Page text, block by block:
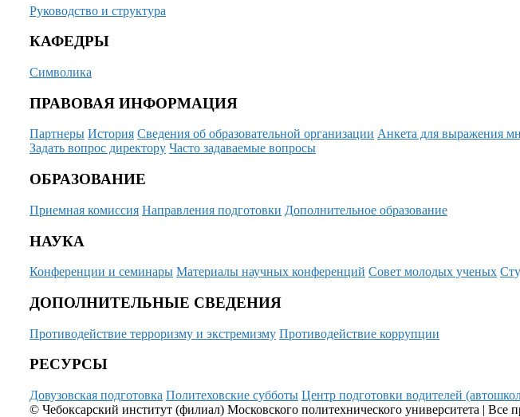
Руководство и структура
КАФЕДРЫ
Символика
ПРАВОВАЯ ИНФОРМАЦИЯ
Партнеры История Сведения об образовательной организации Анкета для выражения
Задать вопрос директору Часто задаваемые вопросы
ОБРАЗОВАНИЕ
Приемная комиссия Направления подготовки Дополнительное образование
НАУКА
Конференции и семинары Материалы научных конференций Совет молодых ученых
ДОПОЛНИТЕЛЬНЫЕ СВЕДЕНИЯ
Противодействие терроризму и экстремизму Противодействие коррупции
РЕСУРСЫ
Довузовская подготовка Политеховские субботы Центр подготовки водителей
© Чебоксарский институт (филиал) Московского политехнического университета | Все